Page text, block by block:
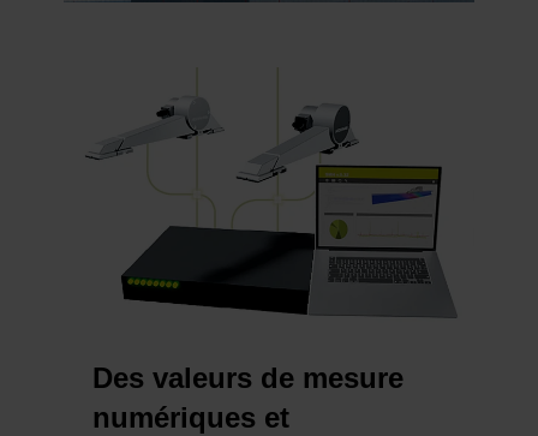
Des valeurs de mesure
numériques et